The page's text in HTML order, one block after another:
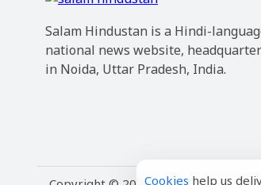
Salam Hindustan is a Hindi-
national news website,
in Noida, Uttar Pradesh, India.
Cookies help us